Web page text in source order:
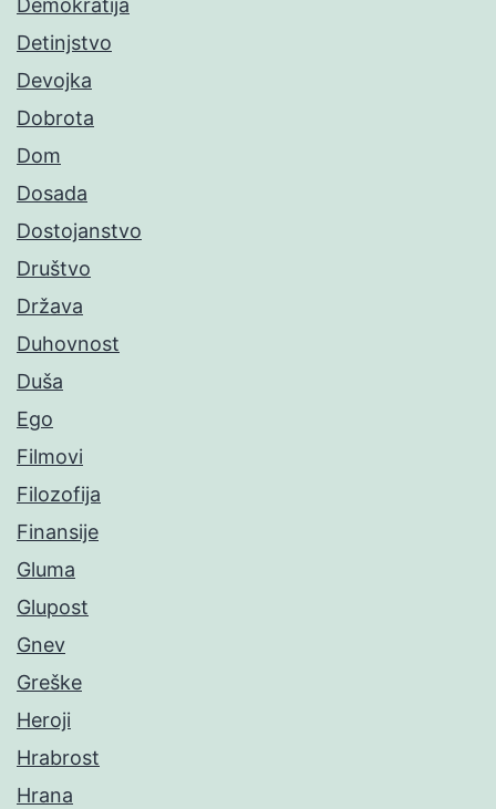
Demokratija
Detinjstvo
Devojka
Dobrota
Dom
Dosada
Dostojanstvo
Društvo
Država
Duhovnost
Duša
Ego
Filmovi
Filozofija
Finansije
Gluma
Glupost
Gnev
Greške
Heroji
Hrabrost
Hrana